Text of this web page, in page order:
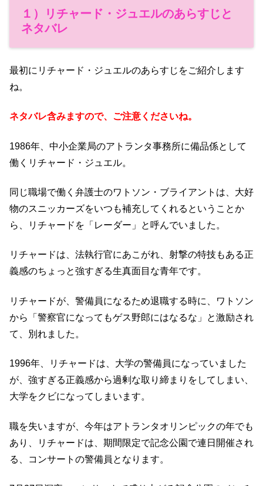
１）リチャード・ジュエルのあらすじと
ネタバレ
最初にリチャード・ジュエルのあらすじをご紹介します
ね。
ネタバレ含みますので、ご注意くださいね。
1986年、中小企業局のアトランタ事務所に備品係として
働くリチャード・ジュエル。
同じ職場で働く弁護士のワトソン・ブライアントは、大好
物のスニッカーズをいつも補充してくれるということか
ら、リチャードを「レーダー」と呼んでいました。
リチャードは、法執行官にあこがれ、射撃の特技もある正
義感のちょっと強すぎる生真面目な青年です。
リチャードが、警備員になるため退職する時に、ワトソン
から「警察官になってもゲス野郎にはなるな」と激励され
て、別れました。
1996年、リチャードは、大学の警備員になっていました
が、強すぎる正義感から過剰な取り締まりをしてしまい、
大学をクビになってしまいます。
職を失いますが、今年はアトランタオリンピックの年でも
あり、リチャードは、期間限定で記念公園で連日開催され
る、コンサートの警備員となります。